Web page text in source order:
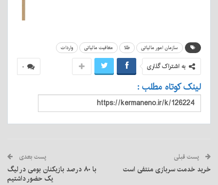
سازمان امور مالیاتی طلا معافیت مالیاتی واردات
۰ به اشتراک گذاری
لینک کوتاه مطلب :
پست قبلی
خرید خدمت سربازی منتفی است
پست بعدی
با ۸۰ درصد بازیکنان بومی در لیگ
یک حضور داشتیم